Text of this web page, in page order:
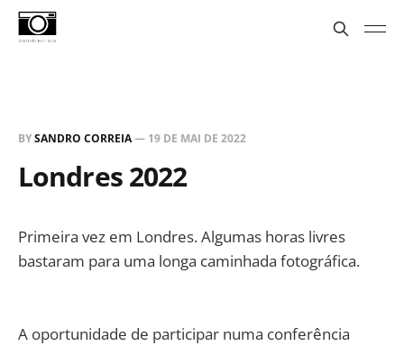
BYSANDRO CORREIA— 19 DE MAI DE 2022
Londres 2022
Primeira vez em Londres. Algumas horas livres
bastaram para uma longa caminhada fotográfica.
A oportunidade de participar numa conferência